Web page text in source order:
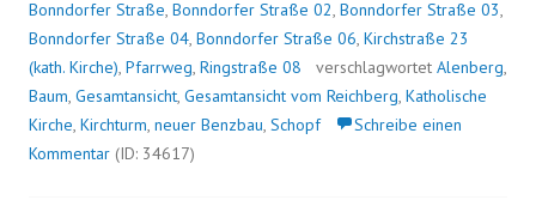
Bonndorfer Straße Bonndorfer Straße 02 Bonndorfer Straße 03
Bonndorfer Straße 04 Bonndorfer Straße 06 Kirchstraße 23
(kath. Kirche) Pfarrweg Ringstraße 08 verschlagwortet Alenberg
Baum Gesamtansicht Gesamtansicht vom Reichberg Katholische
Kirche Kirchturm neuer Benzbau Schopf
Schreibe einen
Kommentar (ID: 34617)